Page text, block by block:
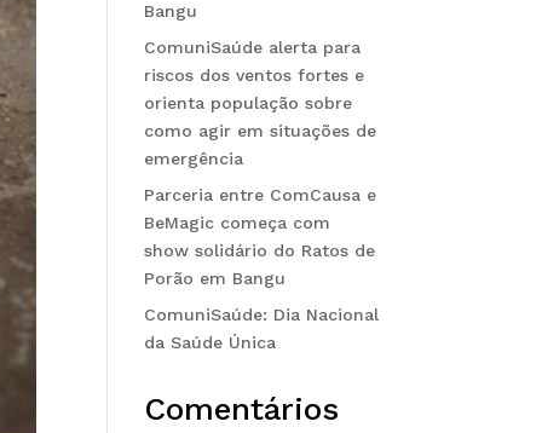
Bangu
ComuniSaúde alerta para
riscos dos ventos fortes e
orienta população sobre
como agir em situações de
emergência
Parceria entre ComCausa e
BeMagic começa com
show solidário do Ratos de
Porão em Bangu
ComuniSaúde: Dia Nacional
da Saúde Única
Comentários